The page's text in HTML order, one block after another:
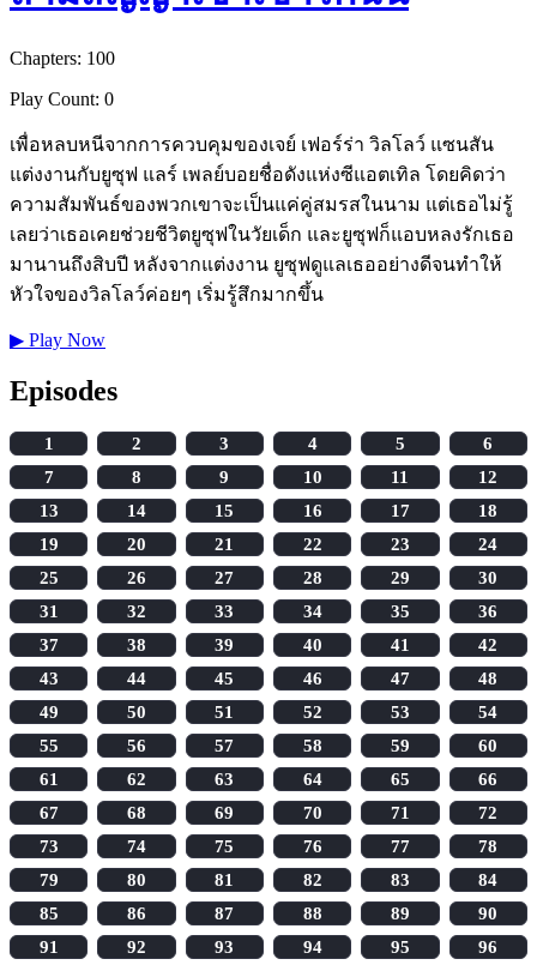
Chapters: 100
Play Count: 0
เพื่อหลบหนีจากการควบคุมของเจย์ เฟอร์ร่า วิลโลว์ แซนสัน
แต่งงานกับยูซุฟ แลร์ เพลย์บอยชื่อดังแห่งซีแอตเทิล โดยคิดว่า
ความสัมพันธ์ของพวกเขาจะเป็นแค่คู่สมรสในนาม แต่เธอไม่รู้
เลยว่าเธอเคยช่วยชีวิตยูซุฟในวัยเด็ก และยูซุฟก็แอบหลงรักเธอ
มานานถึงสิบปี หลังจากแต่งงาน ยูซุฟดูแลเธออย่างดีจนทำให้
หัวใจของวิลโลว์ค่อยๆ เริ่มรู้สึกมากขึ้น
▶ Play Now
Episodes
1 2 3 4 5
6
7
8 9 10 11
12
13
14 15 16 17
18
19
20 21 22 23
24
25
26 27 28 29
30
31
32 33 34 35
36
37
38 39 40 41
42
43
44 45 46 47
48
49
50 51 52 53
54
55
56 57 58 59
60
61
62 63 64 65
66
67
68 69 70 71
72
73
74 75 76 77
78
79
80 81 82 83
84
85
86 87 88 89
90
91
92 93 94 95
96